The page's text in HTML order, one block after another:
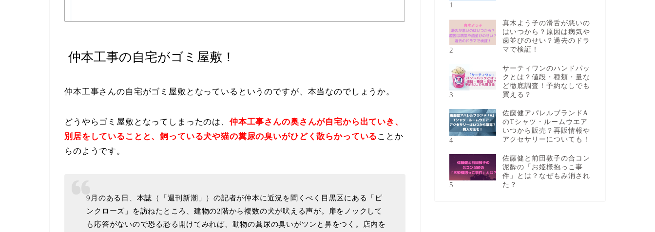
仲本工事の自宅がゴミ屋敷！
仲本工事さんの自宅がゴミ屋敷となっているというのですが、本当なのでしょうか。
どうやらゴミ屋敷となってしまったのは、 仲本工事さんの奥さんが自宅から出ていき、
別居をしていることと、飼っている犬や猫の糞尿の臭いがひどく散らかっている ことか
らのようです。
9月のある日、本誌（「週刊新潮」）の記者が仲本に近況を聞くべく目黒区にある「ピ
ンクローズ」を訪ねたところ、建物の2階から複数の犬が吠える声が。扉をノックして
も応答がないので恐る恐る開けてみれば、動物の糞尿の臭いがツンと鼻をつく。店内を
1
2
真木よう子の滑舌が悪いの
はいつから？原因は病気や
歯並びのせい？過去のドラ
マで検証！
3
サーティワンのハンドパッ
クとは？値段・種類・量な
ど徹底調査！予約なしでも
買える？
4
佐藤健アパレルブランドA
のTシャツ・ルームウエア
いつから販売？再販情報や
アクセサリーについても！
5
佐藤健と前田敦子の合コン
泥酔の「お姫様抱っこ事
件」とは？なぜもみ消され
た？